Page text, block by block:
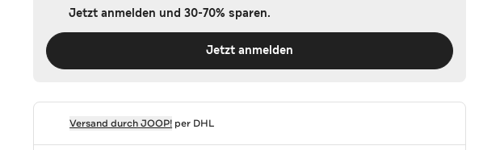
Jetzt anmelden und 30-70% sparen.
Jetzt anmelden
Versand durchJOOP! per DHL